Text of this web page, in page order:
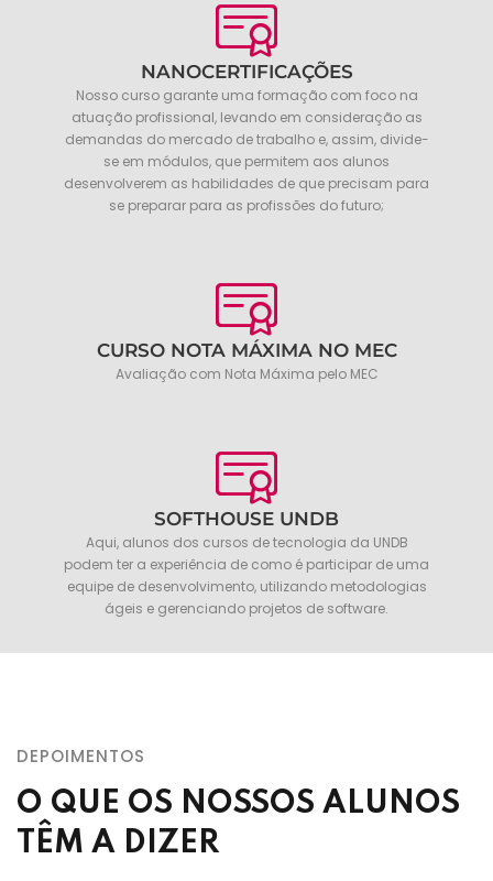
NANOCERTIFICAÇÕES
Nosso curso garante uma formação com foco na
atuação profissional, levando em consideração as
demandas do mercado de trabalho e, assim, divide-
se em módulos, que permitem aos alunos
desenvolverem as habilidades de que precisam para
se preparar para as profissões do futuro;
CURSO NOTA MÁXIMA NO MEC
Avaliação com Nota Máxima pelo MEC
SOFTHOUSE UNDB
Aqui, alunos dos cursos de tecnologia da UNDB
podem ter a experiência de como é participar de uma
equipe de desenvolvimento, utilizando metodologias
ágeis e gerenciando projetos de software.
DEPOIMENTOS
O QUE OS NOSSOS ALUNOS
TÊM A DIZER